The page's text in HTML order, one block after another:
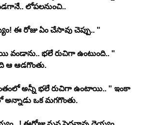
లోపలనుంచి..
ఈ రోజు ఏం చేసావు చెప్పు.. "
వండాను.. భలే రుచిగా ఉంటుంది.. "
ఆ ఆడగొంతు.
అన్నీ భలే రుచిగా ఉంటాయి.. " ఇంకా
ఒక మగగొంతు.